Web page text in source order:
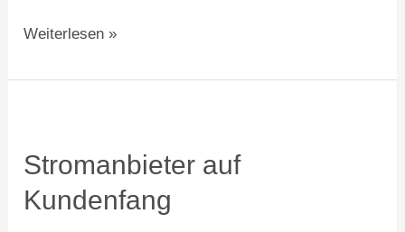
Weiterlesen »
Stromanbieter auf
Kundenfang
Kundenfang